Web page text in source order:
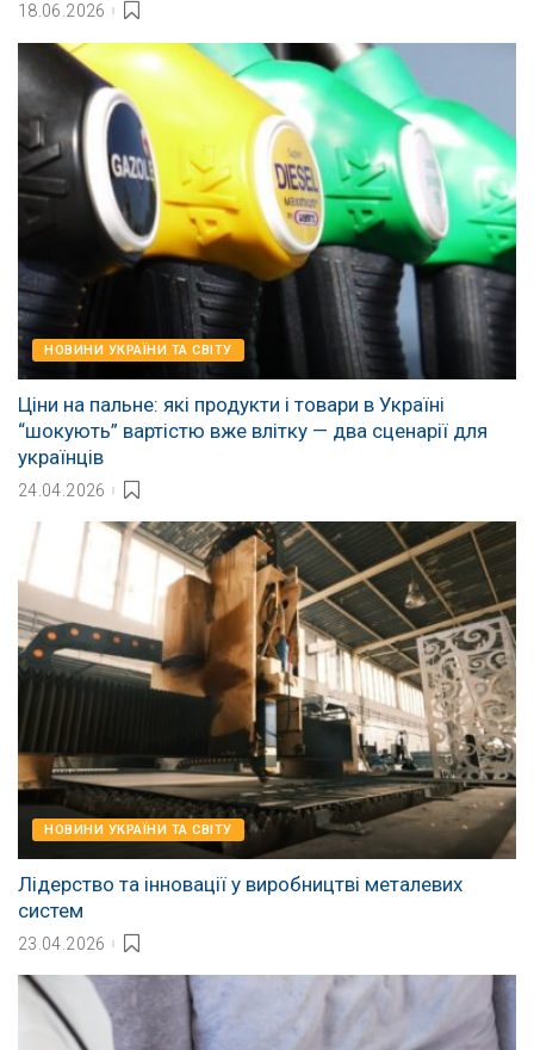
18.06.2026
НОВИНИ УКРАЇНИ ТА СВІТУ
Ціни на пальне: які продукти і товари в Україні
“шокують” вартістю вже влітку — два сценарії для
українців
24.04.2026
НОВИНИ УКРАЇНИ ТА СВІТУ
Лідерство та інновації у виробництві металевих
систем
23.04.2026